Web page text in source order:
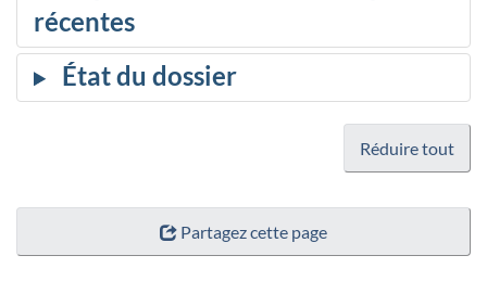
Réduire tout
Partagez cette page